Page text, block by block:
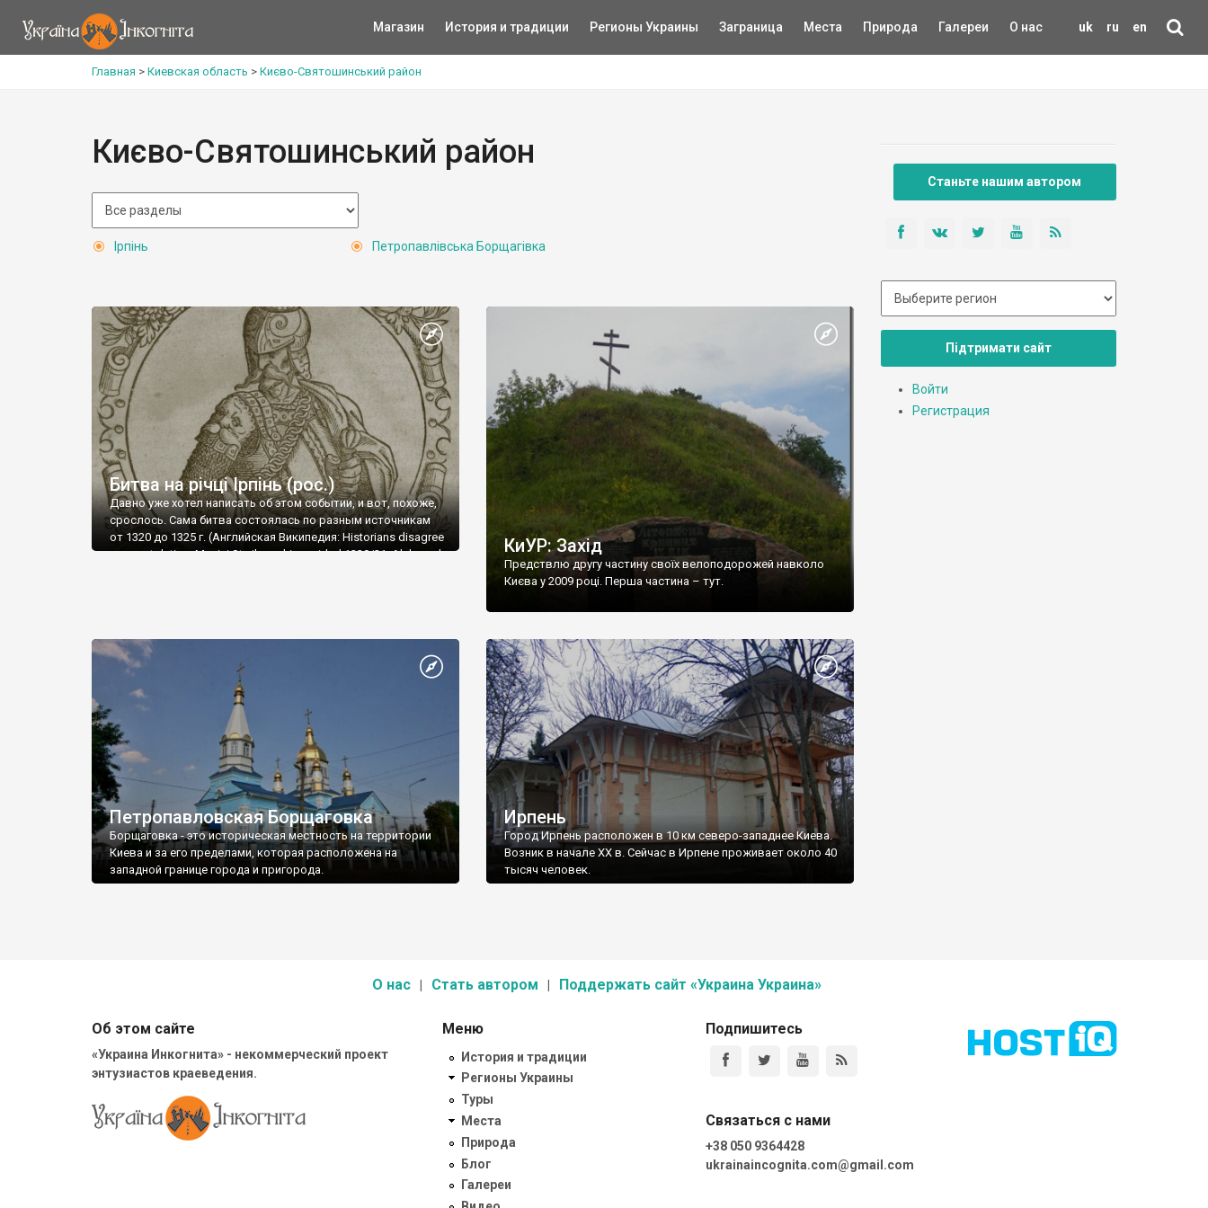
uk ru en
Магазин История и традиции Регионы Украины Заграница Места Природа Галереи О нас
Главная > Киевская область > Києво-Святошинський район
Києво-Святошинський район
Ірпінь Петропавлівська Борщагівка
Битва на річці Ірпінь (рос.)
Давно уже хотел написать об этом событии, и вот, похоже,
срослось. Сама битва состоялась по разным источникам
от 1320 до 1325 г. (Английская Википедия: Historians disagree
on exact dating: Maciej Stryjkowski provided 1320/21, Aleksandr
кто поделится, по некоторым рассуждениям все
произошло возле Белогородки). Тем не менее, жители
города Ирпеня утверждают, что все произошло не далеко
от тех мест, где сейчас находится их город. Даже называют
более менее точное место. Собственно река Ирпень сейчас:
КиУР: Захід
Предствлю другу частину своїх велоподорожей навколо
Києва у 2009 році. Перша частина – тут.
Петропавловская Борщаговка
Борщаговка - это историческая местность на территории
Киева и за его пределами, которая расположена на
западной границе города и пригорода.
Ирпень
Город Ирпень расположен в 10 км северо-западнее Киева.
Возник в начале ХХ в. Сейчас в Ирпене проживает около 40
тысяч человек.
Станьте нашим автором
Підтримати сайт
Войти
Регистрация
О нас Стать автором Поддержать сайт «Украина Украина»
Об этом сайте
«Украина Инкогнита» - некоммерческий проект
энтузиастов краеведения.
Меню
История и традиции
Регионы Украины
Туры
Места
Природа
Блог
Галереи
Подпишитесь
Связаться с нами
+38 050 9364428
ukrainaincognita.com@gmail.com